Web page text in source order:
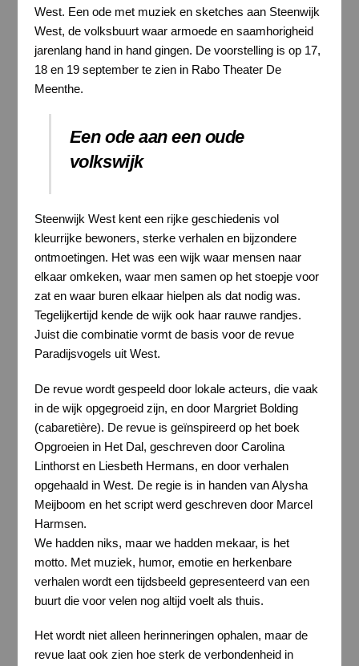
West. Een ode met muziek en sketches aan Steenwijk
West, de volksbuurt waar armoede en saamhorigheid
jarenlang hand in hand gingen. De voorstelling is op 17,
18 en 19 september te zien in Rabo Theater De
Meenthe.
Een ode aan een oude
volkswijk
Steenwijk West kent een rijke geschiedenis vol
kleurrijke bewoners, sterke verhalen en bijzondere
ontmoetingen. Het was een wijk waar mensen naar
elkaar omkeken, waar men samen op het stoepje voor
zat en waar buren elkaar hielpen als dat nodig was.
Tegelijkertijd kende de wijk ook haar rauwe randjes.
Juist die combinatie vormt de basis voor de revue
Paradijsvogels uit West.
De revue wordt gespeeld door lokale acteurs, die vaak
in de wijk opgegroeid zijn, en door Margriet Bolding
(cabaretière). De revue is geïnspireerd op het boek
Opgroeien in Het Dal, geschreven door Carolina
Linthorst en Liesbeth Hermans, en door verhalen
opgehaald in West. De regie is in handen van Alysha
Meijboom en het script werd geschreven door Marcel
Harmsen.
We hadden niks, maar we hadden mekaar, is het
motto. Met muziek, humor, emotie en herkenbare
verhalen wordt een tijdsbeeld gepresenteerd van een
buurt die voor velen nog altijd voelt als thuis.
Het wordt niet alleen herinneringen ophalen, maar de
revue laat ook zien hoe sterk de verbondenheid in